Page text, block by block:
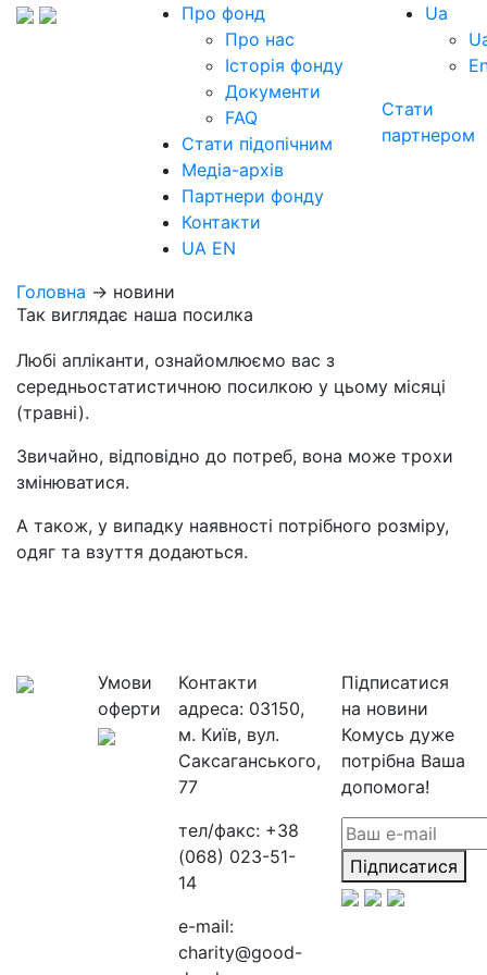
Про фонд
Про нас
Історія фонду
Документи
FAQ
Стати підопічним
Медіа-архів
Партнери фонду
Контакти
UA EN
Ua
Стати
партнером
Головна → новини
Так виглядає наша посилка
Любі апліканти, ознайомлюємо вас з
середньостатистичною посилкою у цьому місяці
(травні).
Звичайно, відповідно до потреб, вона може трохи
змінюватися.
А також, у випадку наявності потрібного розміру,
одяг та взуття додаються.
Умови
оферти
Контакти
адреса: 03150,
м. Київ, вул.
Саксаганського,
77
тел/факс: +38
(068) 023-51-
14
e-mail:
charity@good-
Підписатися
на новини
Комусь дуже
потрібна Ваша
допомога!
Підписатися